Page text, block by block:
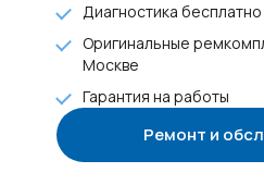
Диагностика
Оригинальные
Москве
Гарантия на работы
Ремонт и